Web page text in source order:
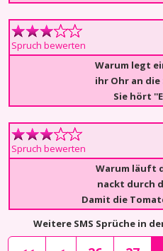
Spruch bewerten
Warum legt
ihr Ohr an die
Sie hört
Spruch bewerten
Warum läuft
nackt durch
Damit die
Weitere SMS Sprüche in